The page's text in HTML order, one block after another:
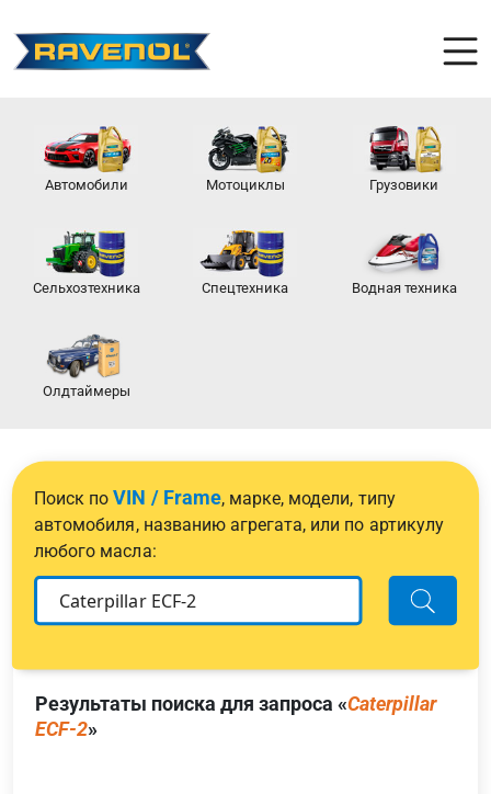
Автомобили Мотоциклы Грузовики
Сельхозтехника Спецтехника Водная техника
Олдтаймеры
Поиск поVIN / Frame, марке, модели, типу
автомобиля, названию агрегата, или по артикулу
любого масла:
Результаты поиска для запроса «Caterpillar
ECF-2»